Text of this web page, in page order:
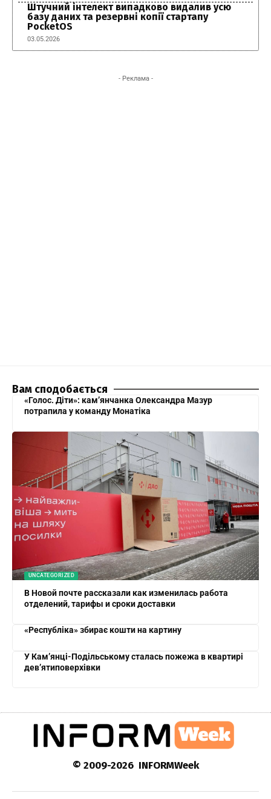
Штучний інтелект випадково видалив усю
базу даних та резервні копії стартапу
PocketOS
03.05.2026
- Реклама -
Вам сподобається
«Голос. Діти»: кам’янчанка Олександра Мазур
потрапила у команду Монатіка
UNCATEGORIZED
В Новой почте рассказали как изменилась работа
отделений, тарифы и сроки доставки
«Республіка» збирає кошти на картину
У Кам’янці-Подільському сталась пожежа в квартирі
дев’ятиповерхівки
© 2009-2026 INFORMWeek